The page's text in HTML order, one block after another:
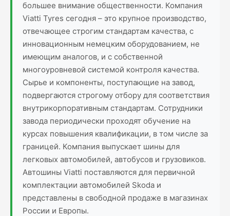
большее внимание общественности. Компания
Viatti Tyres сегодня – это крупное производство,
отвечающее строгим стандартам качества, с
инновационным немецким оборудованием, не
имеющим аналогов, и с собственной
многоуровневой системой контроля качества.
Сырье и компоненты, поступающие на завод,
подвергаются строгому отбору для соответствия
внутрикорпоративным стандартам. Сотрудники
завода периодически проходят обучение на
курсах повышения квалификации, в том числе за
границей. Компания выпускает шины для
легковых автомобилей, автобусов и грузовиков.
Автошины Viatti поставляются для первичной
комплектации автомобилей Skoda и
представлены в свободной продаже в магазинах
России и Европы.